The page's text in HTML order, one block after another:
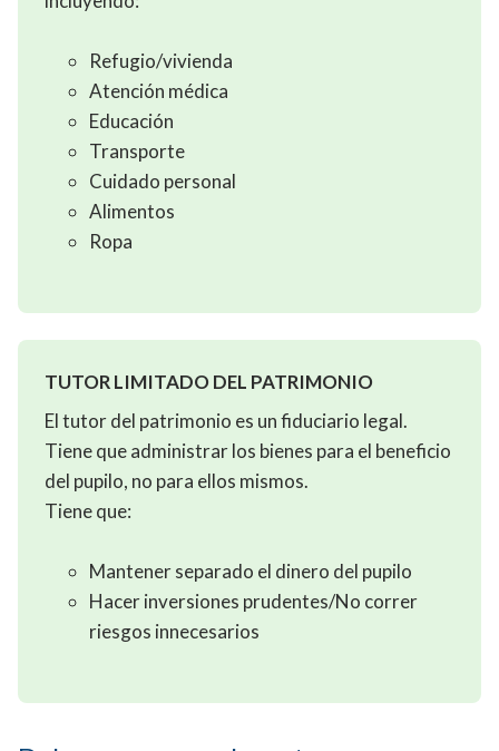
Refugio/vivienda
Atención médica
Educación
Transporte
Cuidado personal
Alimentos
Ropa
TUTOR LIMITADO DEL PATRIMONIO
El tutor del patrimonio es un fiduciario legal.
Tiene que administrar los bienes para el beneficio
del pupilo, no para ellos mismos.
Tiene que:
Mantener separado el dinero del pupilo
Hacer inversiones prudentes/No correr
riesgos innecesarios